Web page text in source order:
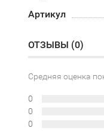
Артикул
ОТЗЫВЫ (0)
Средняя оценка
0
0
0